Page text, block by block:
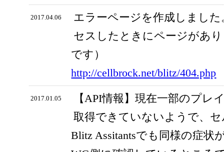
2017.04.06
エラーページを作成しまし
セスしたときにページがあ
です）
http://cellbrock.net/blitz/404.php
2017.01.05
【API情報】現在一部のプレ
取得できていないようで、
Blitz Assitantsでも同様の症状